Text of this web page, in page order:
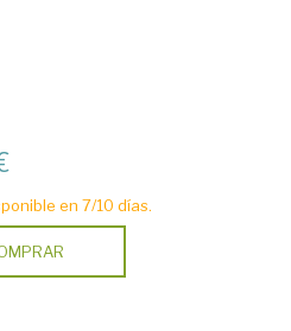
en 7/10 días.